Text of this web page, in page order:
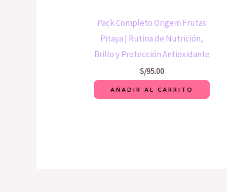
Pack Completo Origem Frutas
Pitaya | Rutina de Nutrición,
Brillo y Protección Antioxidante
S/95.00
AÑADIR AL CARRITO